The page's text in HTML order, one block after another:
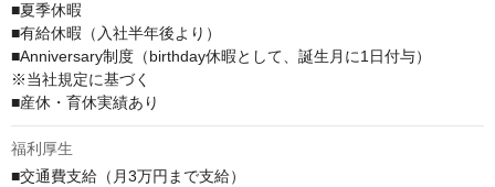
■夏季休暇
■有給休暇（入社半年後より）
■Anniversary制度（birthday休暇として、誕生月に1日付与）
※当社規定に基づく
■産休・育休実績あり
福利厚生
■交通費支給（月3万円まで支給）